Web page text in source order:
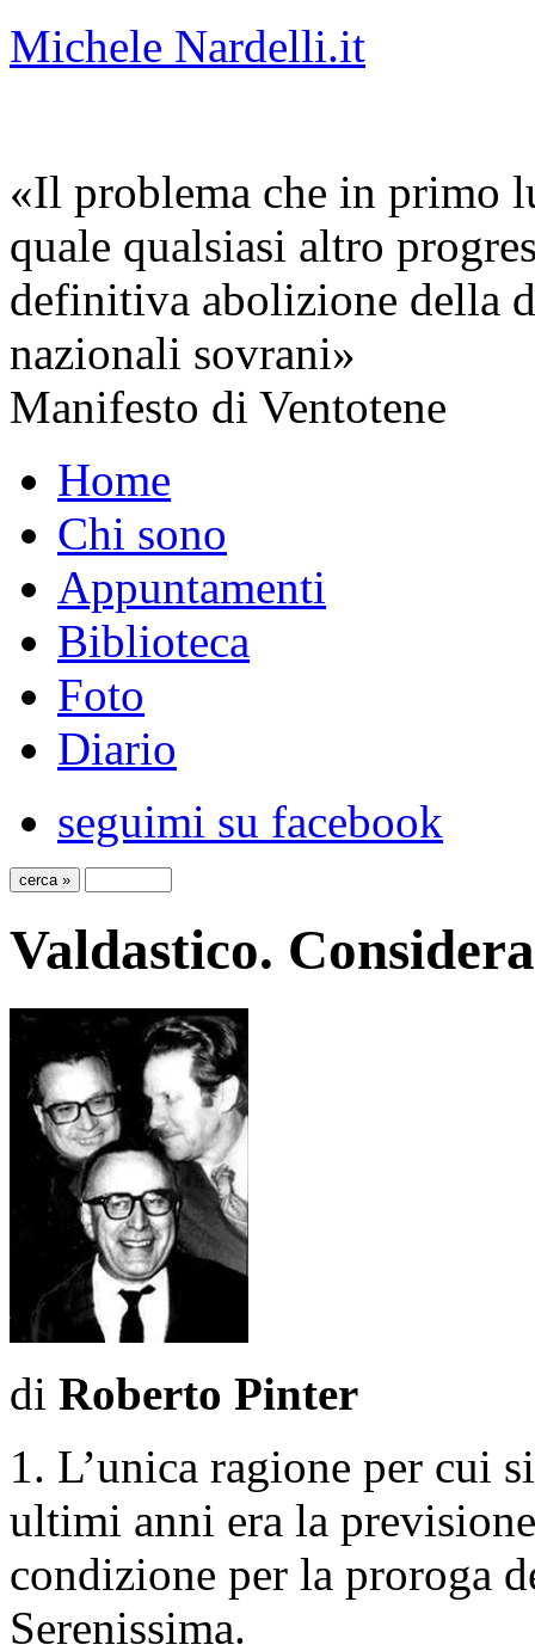
Michele Nardelli.it
«Il problema che in primo
quale qualsiasi altro
definitiva abolizione della
nazionali sovrani»
Manifesto di Ventotene
Home
Chi sono
Appuntamenti
Biblioteca
Foto
Diario
seguimi su facebook
Valdastico.
di Roberto Pinter
1. L’unica ragione per cui
ultimi anni era la
condizione per la proroga
Serenissima.